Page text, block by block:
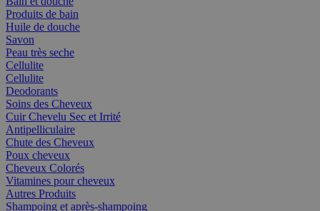
Produits de bain
Huile de douche
Savon
Peau très seche
Cellulite
Cellulite
Deodorants
Soins des Cheveux
Cuir Chevelu Sec et Irrité
Antipelliculaire
Chute des Cheveux
Poux cheveux
Cheveux Colorés
Vitamines pour cheveux
Autres Produits
Shampoing et après-shampoing